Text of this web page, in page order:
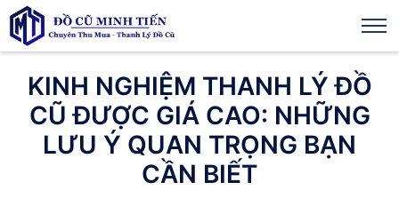
KINH NGHIỆM THANH LÝ ĐỒ
CŨ ĐƯỢC GIÁ CAO: NHỮNG
LƯU Ý QUAN TRỌNG BẠN
CẦN BIẾT